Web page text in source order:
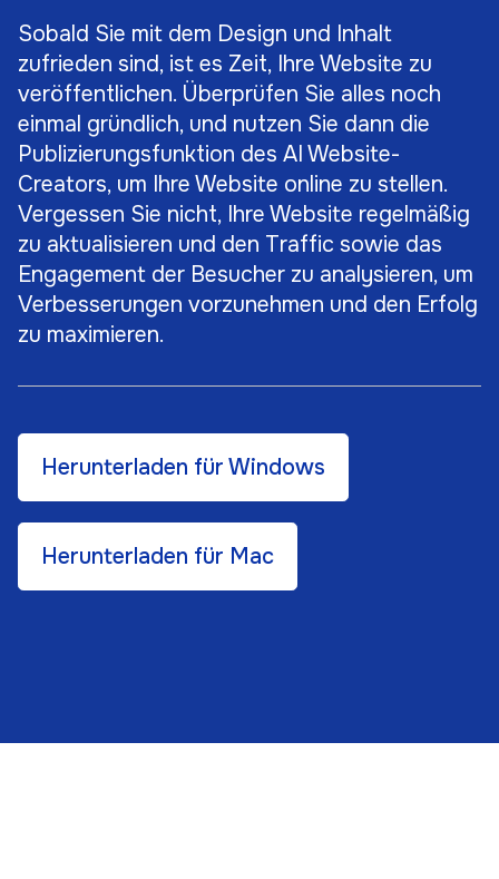
Sobald Sie mit dem Design und Inhalt
zufrieden sind, ist es Zeit, Ihre Website zu
veröffentlichen. Überprüfen Sie alles noch
einmal gründlich, und nutzen Sie dann die
Publizierungsfunktion des AI Website-
Creators, um Ihre Website online zu stellen.
Vergessen Sie nicht, Ihre Website regelmäßig
zu aktualisieren und den Traffic sowie das
Engagement der Besucher zu analysieren, um
Verbesserungen vorzunehmen und den Erfolg
zu maximieren.
Herunterladen für Windows
Herunterladen für Mac